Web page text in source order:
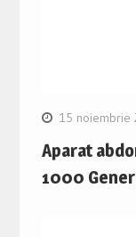
15 noiembrie
Aparat
1000